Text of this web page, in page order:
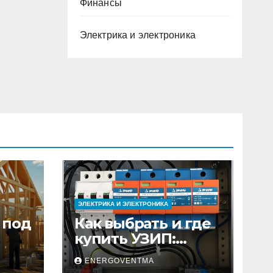
Финансы
Электрика и электроника
под
ЭЛЕКТРИКА И ЭЛЕКТРОНИКА
Как выбрать и где
купить УЗИП:
особенности
устройств защиты
ENERGOVENTMA